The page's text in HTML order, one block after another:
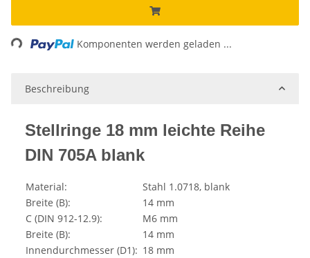
Komponenten werden geladen ...
Beschreibung
Stellringe 18 mm leichte Reihe
DIN 705A blank
Material:
Stahl 1.0718, blank
Breite (B):
14 mm
C (DIN 912-12.9):
M6 mm
Breite (B):
14 mm
Innendurchmesser (D1): 18 mm